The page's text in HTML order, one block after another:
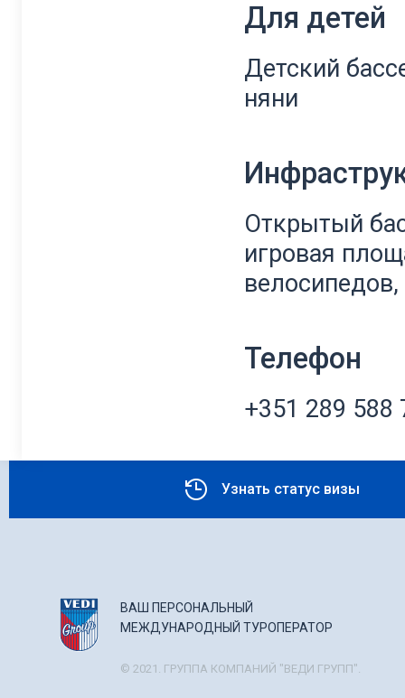
Для детей
Детский
няни
Открытый
игровая
велосипедов,
Телефон
+351 289 588
Узнать статус визы
ВАШ ПЕРСОНАЛЬНЫЙ
МЕЖДУНАРОДНЫЙ ТУРОПЕРАТОР
© 2021. ГРУППА КОМПАНИЙ "ВЕДИ ГРУПП".